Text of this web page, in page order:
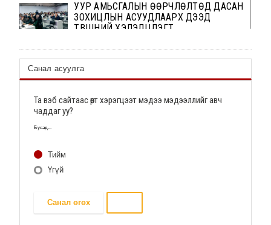
УУР АМЬСГАЛЫН ӨӨРЧЛӨЛТӨД ДАСАН
ЗОХИЦЛЫН АСУУДЛААРХ ДЭЭД
ТҮВШНИЙ ХЭЛЭЛЦҮҮЛЭГТ
Хамтын ажиллагааг өргөжүүлэхээр
санал солилцлоо
2025/11/22
Санал асуулга
Та вэб сайтаас өөрт хэрэгцээт мэдээ мэдээллийг авч
чаддаг уу?
Бусад...
Тийм
Үгүй
Санал өгөх